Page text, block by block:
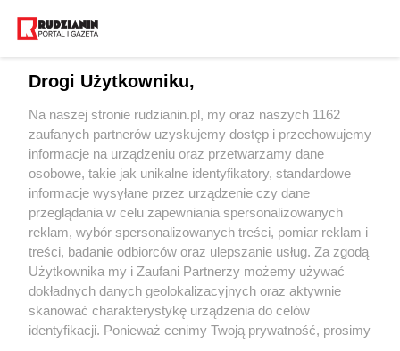
Wydawca mediów lokalnych
Nie zapomnij
zapoznać się z:
polityką prywatności regulamin korzystania z portali
Twojemiasto
Piekary Śląskie
Chorzów
Tarnowskie Góry
Skontakuj sięz nami
Kontakt
Wydawca
Redakcja
Drogi Użytkowniku,
Na naszej stronie rudzianin.pl, my oraz naszych 1162
zaufanych partnerów uzyskujemy dostęp i przechowujemy
informacje na urządzeniu oraz przetwarzamy dane
osobowe, takie jak unikalne identyfikatory, standardowe
informacje wysyłane przez urządzenie czy dane
przeglądania w celu zapewniania spersonalizowanych
reklam, wybór spersonalizowanych treści, pomiar reklam i
treści, badanie odbiorców oraz ulepszanie usług. Za zgodą
Użytkownika my i Zaufani Partnerzy możemy używać
dokładnych danych geolokalizacyjnych oraz aktywnie
skanować charakterystykę urządzenia do celów
identyfikacji. Ponieważ cenimy Twoją prywatność, prosimy